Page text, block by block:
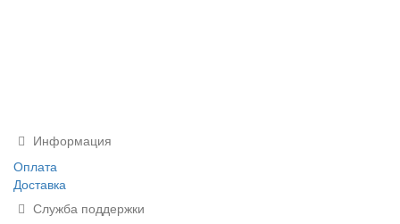
Информация
Оплата
Доставка
Служба поддержки